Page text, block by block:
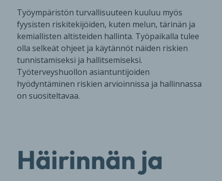
Työympäristön turvallisuuteen kuuluu myös
fyysisten riskitekijöiden, kuten melun, tärinän ja
kemiallisten altisteiden hallinta. Työpaikalla tulee
olla selkeät ohjeet ja käytännöt näiden riskien
tunnistamiseksi ja hallitsemiseksi.
Työterveyshuollon asiantuntijoiden
hyödyntäminen riskien arvioinnissa ja hallinnassa
on suositeltavaa.
Häirinnän ja